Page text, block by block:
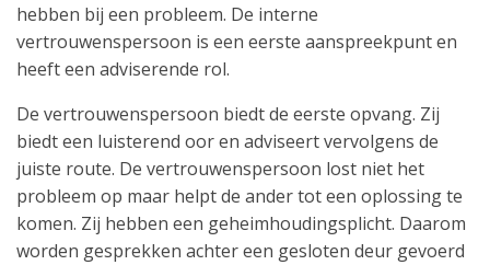
hebben bij een probleem. De interne
vertrouwenspersoon is een eerste aanspreekpunt en
heeft een adviserende rol.
De vertrouwenspersoon biedt de eerste opvang. Zij
biedt een luisterend oor en adviseert vervolgens de
juiste route. De vertrouwenspersoon lost niet het
probleem op maar helpt de ander tot een oplossing te
komen. Zij hebben een geheimhoudingsplicht. Daarom
worden gesprekken achter een gesloten deur gevoerd